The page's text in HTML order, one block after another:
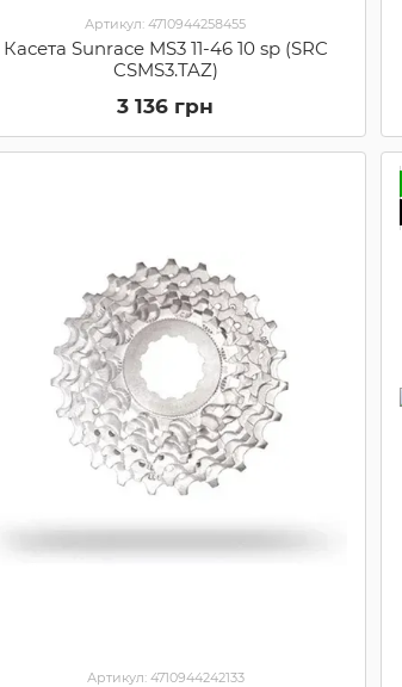
Артикул: 4710944258455
Касета Sunrace MS3 11-46 10 sp (SRC
CSMS3.TAZ)
3 136 грн
Артикул: 4710944242133